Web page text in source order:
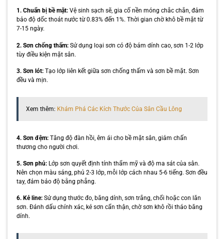
1. Chuẩn bị bề mặt:Vệ sinh sạch sẽ, gia cố nền móng chắc chắn, đảm
bảo độ dốc thoát nước từ 0.83% đến 1%. Thời gian chờ khô bề mặt từ
7-15 ngày.
2. Sơn chống thấm:Sử dụng loại sơn có độ bám dính cao, sơn 1-2 lớp
tùy điều kiện mặt sân.
3. Sơn lót:Tạo lớp liên kết giữa sơn chống thấm và sơn bề mặt. Sơn
đều và mịn.
Xem thêm: Khám Phá Các Kích Thước Của Sân Cầu Lông
4. Sơn đệm:Tăng độ đàn hồi, êm ái cho bề mặt sân, giảm chấn
thương cho người chơi.
5. Sơn phủ:Lớp sơn quyết định tính thẩm mỹ và độ ma sát của sân.
Nên chọn màu sáng, phủ 2-3 lớp, mỗi lớp cách nhau 5-6 tiếng. Sơn đều
tay, đảm bảo độ bằng phẳng.
6. Kẻ line:Sử dụng thước đo, băng dính, sơn trắng, chổi hoặc con lăn
sơn. Đánh dấu chính xác, kẻ sơn cẩn thận, chờ sơn khô rồi tháo băng
dính.